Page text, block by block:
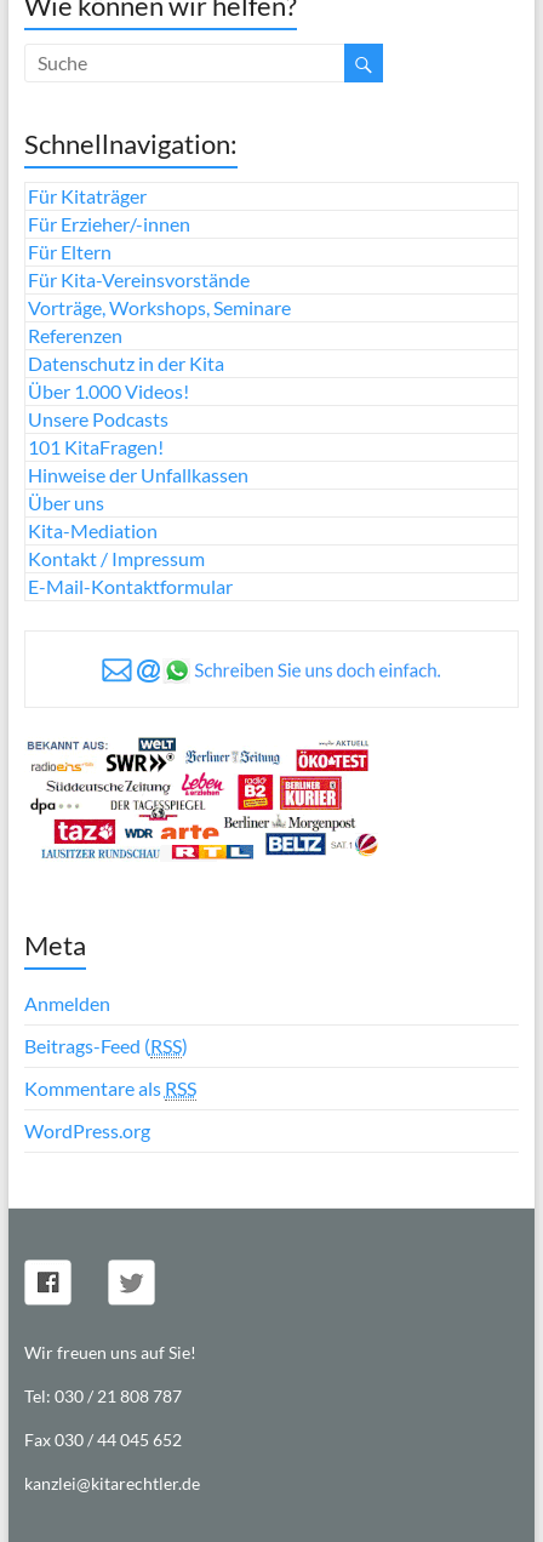
Schnellnavigation:
Für Kitaträger
Für Erzieher/-innen
Für Eltern
Für Kita-Vereinsvorstände
Vorträge, Workshops, Seminare
Referenzen
Datenschutz in der Kita
Über 1.000 Videos!
Unsere Podcasts
101 KitaFragen!
Hinweise der Unfallkassen
Über uns
Kita-Mediation
Kontakt / Impressum
E-Mail-Kontaktformular
Meta
Anmelden
Beitrags-Feed (RSS)
Kommentare als RSS
WordPress.org
Wir freuen uns auf Sie!
Tel: 030 / 21 808 787
Fax 030 / 44 045 652
kanzlei@kitarechtler.de